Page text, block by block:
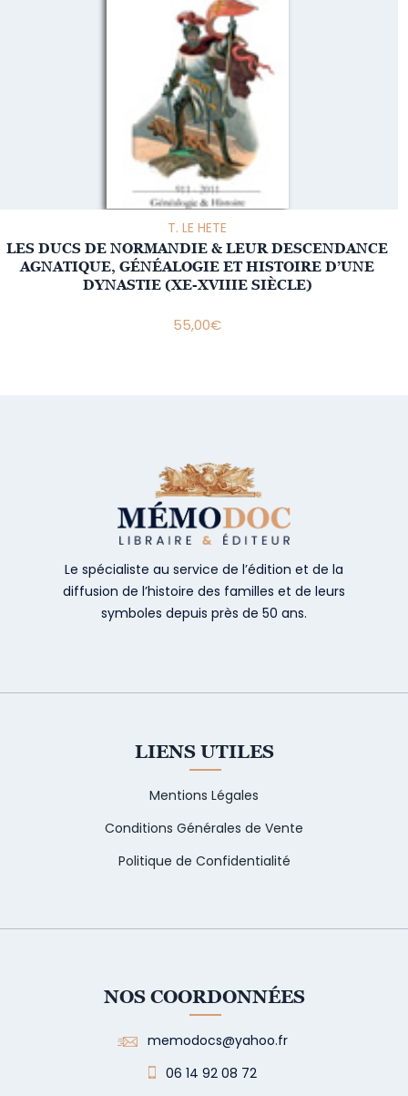
T. LE HETE
LES DUCS DE NORMANDIE & LEUR DESCENDANCE
AGNATIQUE, GÉNÉALOGIE ET HISTOIRE D’UNE
DYNASTIE (XE-XVIIIE SIÈCLE)
55,00€
Le spécialiste au service de l’édition et de la
diffusion de l’histoire des familles et de leurs
symboles depuis près de 50 ans.
LIENS UTILES
Mentions Légales
Conditions Générales de Vente
Politique de Confidentialité
NOS COORDONNÉES
memodocs@yahoo.fr
06 14 92 08 72